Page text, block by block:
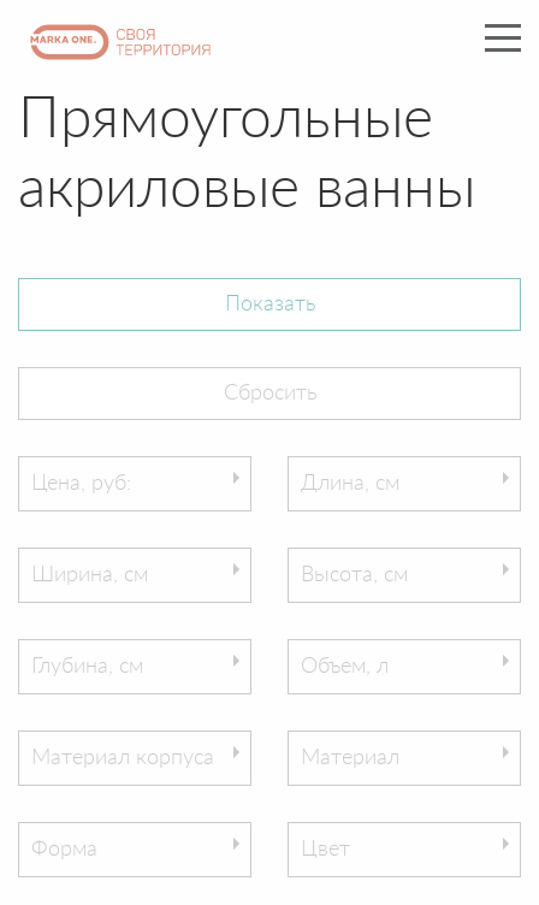
Прямоугольные
акриловые ванны
Цена, руб: Длина, см
Ширина, см Высота, см
Глубина, см Объем, л
Материал корпуса Материал
Форма Цвет